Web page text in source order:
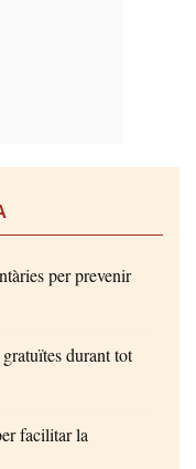
per prevenir
durant tot
facilitar la